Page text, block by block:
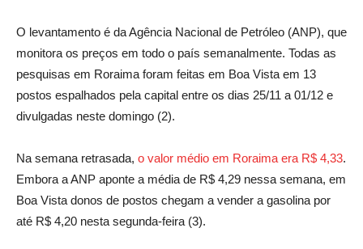
O levantamento é da Agência Nacional de Petróleo (ANP), que
monitora os preços em todo o país semanalmente. Todas as
pesquisas em Roraima foram feitas em Boa Vista em 13
postos espalhados pela capital entre os dias 25/11 a 01/12 e
divulgadas neste domingo (2).
Na semana retrasada, o valor médio em Roraima era R$ 4,33.
Embora a ANP aponte a média de R$ 4,29 nessa semana, em
Boa Vista donos de postos chegam a vender a gasolina por
até R$ 4,20 nesta segunda-feira (3).